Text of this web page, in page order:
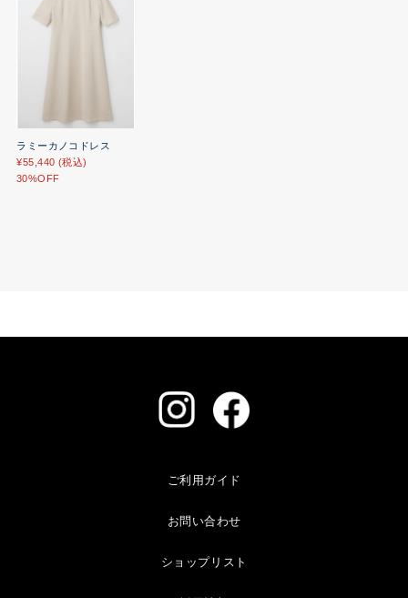
ラミーカノコドレス
¥55,440 (税込)
30%OFF
ご利用ガイド
お問い合わせ
ショップリスト